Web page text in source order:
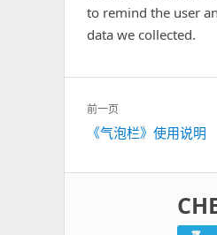
to remind the user
data we collected.
文
章
导
航
前一页
上
篇：
《气泡栏》使用说明